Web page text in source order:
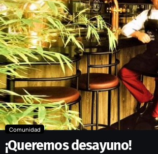
Comunidad
¡Queremos desayuno!